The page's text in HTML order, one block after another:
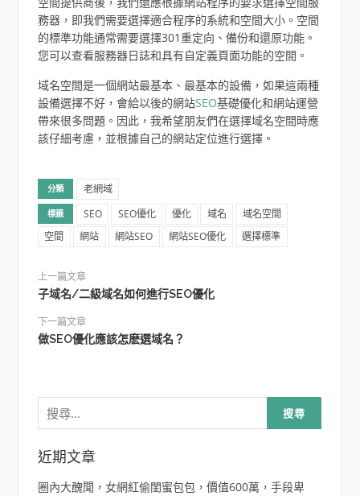
務器，即我們需要選擇適合程序的系統和空間大小。空間
的標準功能通常需要選擇301重定向、備份和還原功能。
您可以查看服務器日誌和具有自定義頁面功能的空間。
域名空間是一個網站最基本、最基本的設備，如果這兩種
設備選擇不好，會給以後的網站SEO基礎優化和網站運營
帶來很多問題。因此，我希望朋友們在選擇域名空間時應
該仔細考慮，並根據自己的網站定位進行選擇。
分類 老網域
標籤 SEO SEO優化 優化 域名
域名空間
空間
網站 網站SEO 網站SEO優化 選擇標準
上一篇文章
子域名/二級域名如何進行SEO優化
下一篇文章
做SEO優化應該怎麽選域名？
搜
尋
關
字:
近期文章
圈內大醜聞，女網紅偷閨蜜包包，價值600萬，手段卑